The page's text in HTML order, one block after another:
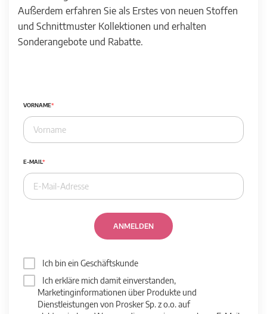
Außerdem erfahren Sie als Erstes von neuen Stoffen
und Schnittmuster Kollektionen und erhalten
Sonderangebote und Rabatte.
VORNAME
E-MAIL
ANMELDEN
Ich bin ein Geschäftskunde
Ich erkläre mich damit einverstanden,
Marketinginformationen über Produkte und
Dienstleistungen von Prosker Sp. z o.o. auf